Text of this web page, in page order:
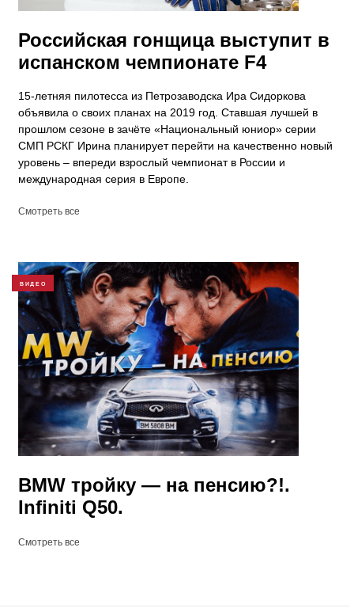
Российская гонщица выступит в
испанском чемпионате F4
15-летняя пилотесса из Петрозаводска Ира Сидоркова
объявила о своих планах на 2019 год. Ставшая лучшей в
прошлом сезоне в зачёте «Национальный юниор» серии
СМП РСКГ Ирина планирует перейти на качественно новый
уровень – впереди взрослый чемпионат в России и
международная серия в Европе.
Смотреть все
ВИДЕО
BMW тройку — на пенсию?!.
Infiniti Q50.
Смотреть все